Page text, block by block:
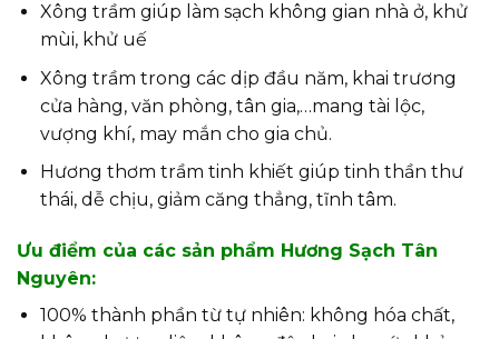
Xông trầm giúp làm sạch không gian nhà ở, khử
mùi, khử uế
Xông trầm trong các dịp đầu năm, khai trương
cửa hàng, văn phòng, tân gia,…mang tài lộc,
vượng khí, may mắn cho gia chủ.
Hương thơm trầm tinh khiết giúp tinh thần thư
thái, dễ chịu, giảm căng thẳng, tĩnh tâm.
Ưu điểm của các sản phẩm Hương Sạch Tân
Nguyên:
100% thành phần từ tự nhiên: không hóa chất,